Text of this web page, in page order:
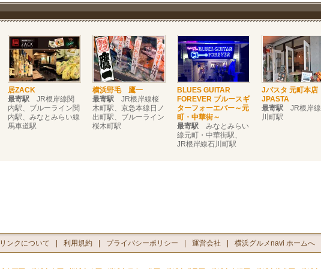
居ZACK
最寄駅 JR根岸線関
内駅、ブルーライン関
内駅、みなとみらい線
馬車道駅
横浜野毛 鷹一
最寄駅 JR根岸線桜
木町駅、京急本線日ノ
出町駅、ブルーライン
桜木町駅
BLUES GUITAR
FOREVER ブルースギ
ターフォーエバー～元
町・中華街～
最寄駅 みなとみらい
線元町・中華街駅、
JR根岸線石川町駅
Jパスタ 元町本
JPASTA
最寄駅 JR根岸
川町駅
リンクについて 利用規約 プライバシーポリシー 運営会社 横浜グルメnavi ホームへ